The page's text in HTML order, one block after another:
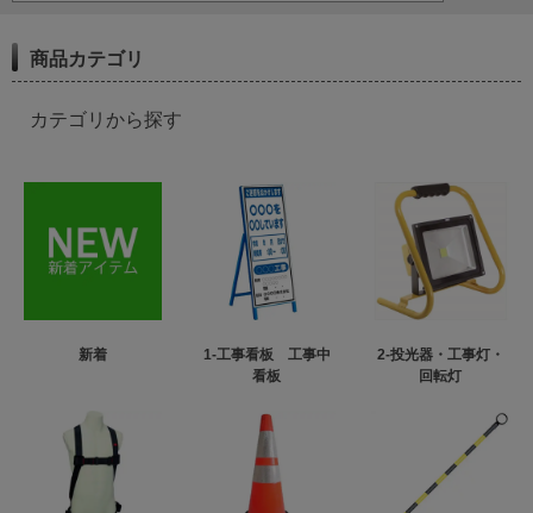
商品カテゴリ
カテゴリから探す
新着
1-工事看板 工事中
看板
2-投光器・工事灯・
回転灯